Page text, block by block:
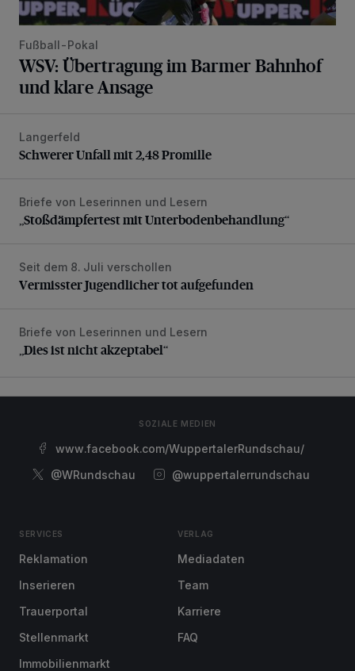
Fußball-Pokal
WSV: Übertragung im Barmer Bahnhof
und klare Ansage
Schwerer Unfall mit 2,48 Promille
Langerfeld
Schwerer Unfall mit 2,48 Promille
„Stoßdämpfertest mit Unterbodenbehandlung“
Briefe von Leserinnen und Lesern
„Stoßdämpfertest mit Unterbodenbehandlung“
Vermisster Jugendlicher tot aufgefunden
Seit dem 8. Juli verschollen
Vermisster Jugendlicher tot aufgefunden
„Dies ist nicht akzeptabel“
Briefe von Leserinnen und Lesern
„Dies ist nicht akzeptabel“
SOZIALE MEDIEN
www.facebook.com/WuppertalerRundschau/
@WRundschau
@wuppertalerrundschau
SERVICES
Reklamation
Inserieren
Trauerportal
Stellenmarkt
Immobilienmarkt
VERLAG
Mediadaten
Team
Karriere
FAQ